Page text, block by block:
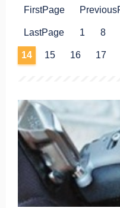
FirstPage
LastPage 1 8
14 15 16 17